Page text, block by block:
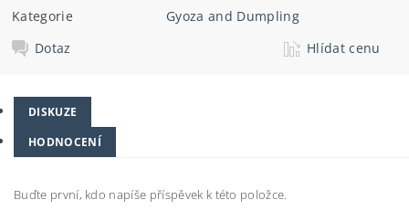
Kategorie
Gyoza and Dumpling
Dotaz
Hlídat cenu
DISKUZE
HODNOCENÍ
Buďte první, kdo napíše příspěvek k této položce.